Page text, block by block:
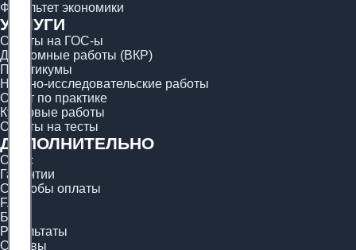
Факультет экономики
УСЛУГИ
Ответы на ГОС-ы
Дипломные работы (ВКР)
Практикумы
Научно-исследовательские работы
Отчёт по практике
Курсовые работы
Ответы на тесты
ДОПОЛНИТЕЛЬНО
О нас
Гарантии
Способы оплаты
FAQ
Блог
Результаты
Отзывы